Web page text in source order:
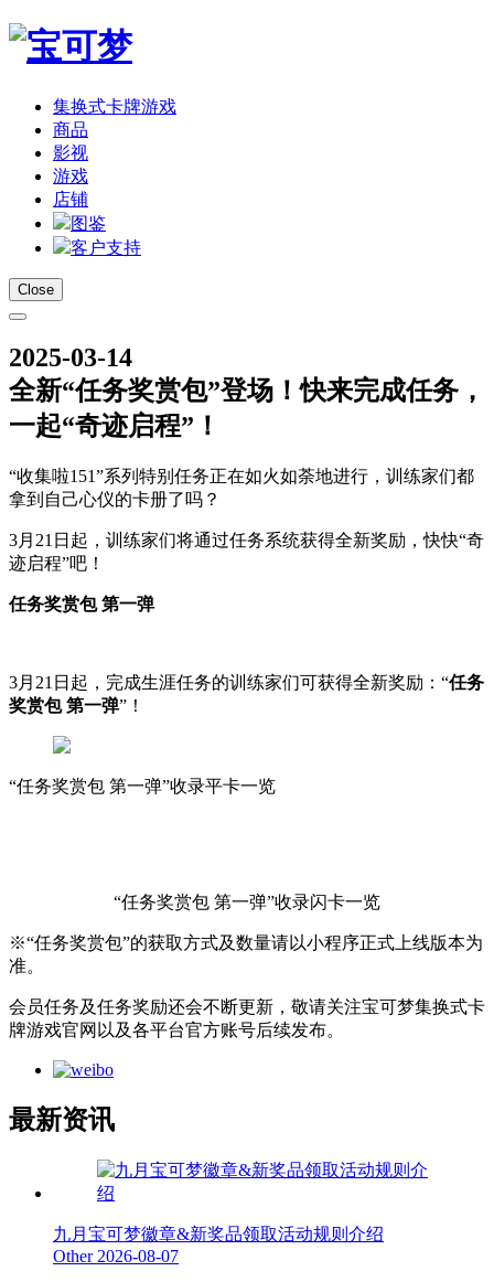
集换式卡牌游戏
商品
影视
游戏
店铺
图鉴
客户支持
Close
2025-03-14
全新“任务奖赏包”登场！快来完成任务，
一起“奇迹启程”！
“收集啦151”系列特别任务正在如火如荼地进行，训练家们都
拿到自己心仪的卡册了吗？
3月21日起，训练家们将通过任务系统获得全新奖励，快快“奇
迹启程”吧！
任务奖赏包 第一弹
3月21日起，完成生涯任务的训练家们可获得全新奖励：“任务
奖赏包 第一弹”！
“任务奖赏包 第一弹”收录平卡一览
“任务奖赏包 第一弹”收录闪卡一览
※“任务奖赏包”的获取方式及数量请以小程序正式上线版本为
准。
会员任务及任务奖励还会不断更新，敬请关注宝可梦集换式卡
牌游戏官网以及各平台官方账号后续发布。
最新资讯
九月宝可梦徽章&新奖品领取活动规则介绍
Other 2026-08-07